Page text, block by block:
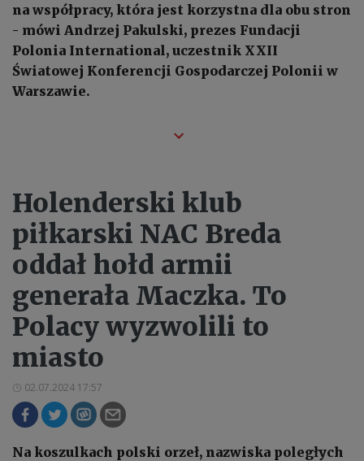
na współpracy, która jest korzystna dla obu stron
- mówi Andrzej Pakulski, prezes Fundacji
Polonia International, uczestnik XXII
Światowej Konferencji Gospodarczej Polonii w
Warszawie.
Holenderski klub
piłkarski NAC Breda
oddał hołd armii
generała Maczka. To
Polacy wyzwolili to
miasto
02.07.2024 17:57
Na koszulkach polski orzeł, nazwiska poległych